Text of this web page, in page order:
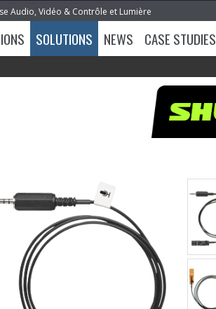
Audio, Vidéo & Contrôle et Lumière
SOLUTIONS NEWS CASE STUDIES